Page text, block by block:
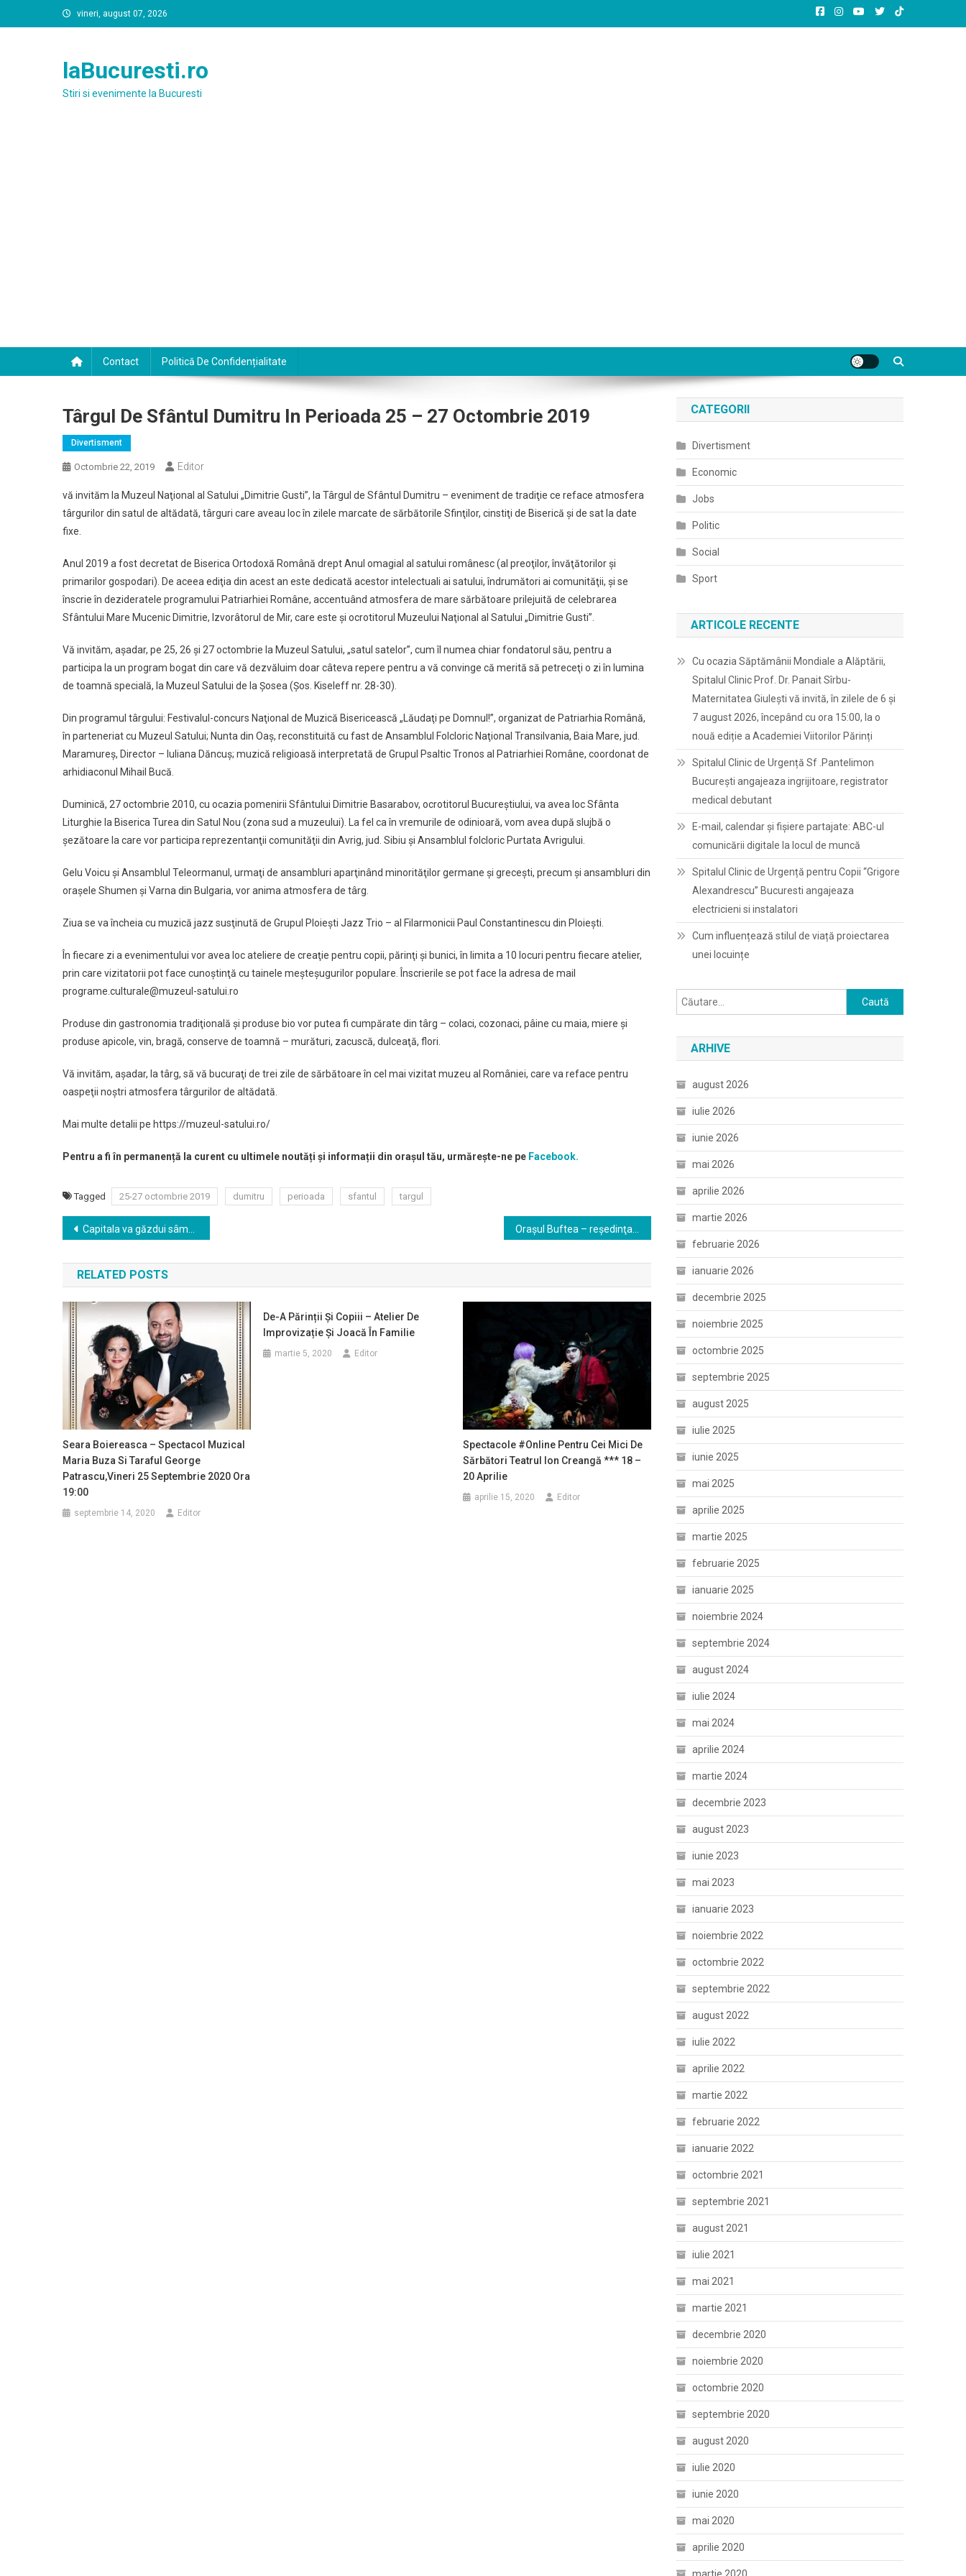
to
vineri, august 07, 2026
laBucuresti.ro
Stiri si evenimente la Bucuresti
Contact Politică De Confidențialitate
Târgul De Sfântul Dumitru In Perioada 25 – 27 Octombrie 2019
Divertisment
Octombrie 22, 2019 Editor
vă invităm la Muzeul Naţional al Satului „Dimitrie Gusti”, la Târgul de Sfântul Dumitru – eveniment de tradiţie ce reface atmosfera
târgurilor din satul de altădată, târguri care aveau loc în zilele marcate de sărbătorile Sfinţilor, cinstiţi de Biserică şi de sat la date
fixe.
Anul 2019 a fost decretat de Biserica Ortodoxă Română drept Anul omagial al satului românesc (al preoţilor, învăţătorilor şi
primarilor gospodari). De aceea ediţia din acest an este dedicată acestor intelectuali ai satului, îndrumători ai comunităţii, şi se
înscrie în dezideratele programului Patriarhiei Române, accentuând atmosfera de mare sărbătoare prilejuită de celebrarea
Sfântului Mare Mucenic Dimitrie, Izvorâtorul de Mir, care este şi ocrotitorul Muzeului Naţional al Satului „Dimitrie Gusti”.
Vă invităm, aşadar, pe 25, 26 şi 27 octombrie la Muzeul Satului, „satul satelor”, cum îl numea chiar fondatorul său, pentru a
participa la un program bogat din care vă dezvăluim doar câteva repere pentru a vă convinge că merită să petreceţi o zi în lumina
de toamnă specială, la Muzeul Satului de la Şosea (Şos. Kiseleff nr. 28-30).
Din programul târgului: Festivalul-concurs Naţional de Muzică Bisericească „Lăudaţi pe Domnul!”, organizat de Patriarhia Română,
în parteneriat cu Muzeul Satului; Nunta din Oaş, reconstituită cu fast de Ansamblul Folcloric Naţional Transilvania, Baia Mare, jud.
Maramureş, Director – Iuliana Dăncuş; muzică religioasă interpretată de Grupul Psaltic Tronos al Patriarhiei Române, coordonat de
arhidiaconul Mihail Bucă.
Duminică, 27 octombrie 2010, cu ocazia pomenirii Sfântului Dimitrie Basarabov, ocrotitorul Bucureştiului, va avea loc Sfânta
Liturghie la Biserica Turea din Satul Nou (zona sud a muzeului). La fel ca în vremurile de odinioară, vom avea după slujbă o
şezătoare la care vor participa reprezentanţii comunităţii din Avrig, jud. Sibiu şi Ansamblul folcloric Purtata Avrigului.
Gelu Voicu şi Ansamblul Teleormanul, urmaţi de ansambluri aparţinând minorităţilor germane şi greceşti, precum şi ansambluri din
oraşele Shumen şi Varna din Bulgaria, vor anima atmosfera de târg.
Ziua se va încheia cu muzică jazz susţinută de Grupul Ploieşti Jazz Trio – al Filarmonicii Paul Constantinescu din Ploieşti.
În fiecare zi a evenimentului vor avea loc ateliere de creaţie pentru copii, părinţi şi bunici, în limita a 10 locuri pentru fiecare atelier,
prin care vizitatorii pot face cunoştinţă cu tainele meşteşugurilor populare. Înscrierile se pot face la adresa de mail
programe.culturale@muzeul-satului.ro
Produse din gastronomia tradiţională şi produse bio vor putea fi cumpărate din târg – colaci, cozonaci, pâine cu maia, miere şi
produse apicole, vin, bragă, conserve de toamnă – murături, zacuscă, dulceaţă, flori.
Vă invităm, aşadar, la târg, să vă bucuraţi de trei zile de sărbătoare în cel mai vizitat muzeu al României, care va reface pentru
oaspeţii noştri atmosfera târgurilor de altădată.
Mai multe detalii pe https://muzeul-satului.ro/
Pentru a fi în permanență la curent cu ultimele noutăți și informații din orașul tău, urmărește-ne pe Facebook.
Tagged 25-27 octombrie 2019 dumitru perioada sfantul targul
Navigare
în
articole
Capitala va găzdui sâmbătă finala Campionatului de Super Rally
RELATED POSTS
Seara Boiereasca – Spectacol Muzical
Maria Buza Si Taraful George
Patrascu,vineri 25 Septembrie 2020 Ora
19:00
septembrie 14, 2020 Editor
De-A Părinții Și Copiii – Atelier De
Improvizație Și Joacă În Familie
martie 5, 2020 Editor
Spectacole #online Pentru Cei Mici De
Sărbători Teatrul Ion Creangă *** 18 –
20 Aprilie
aprilie 15, 2020 Editor
CATEGORII
Divertisment
Economic
Jobs
Politic
Social
Sport
ARTICOLE RECENTE
Cu ocazia Săptămânii Mondiale a Alăptării,
Spitalul Clinic Prof. Dr. Panait Sîrbu-
Maternitatea Giulești vă invită, în zilele de 6 și
7 august 2026, începând cu ora 15:00, la o
nouă ediție a Academiei Viitorilor Părinți
Spitalul Clinic de Urgență Sf .Pantelimon
București angajeaza ingrijitoare, registrator
medical debutant
E-mail, calendar şi fişiere partajate: ABC-ul
comunicării digitale la locul de muncă
Spitalul Clinic de Urgență pentru Copii “Grigore
Alexandrescu” Bucuresti angajeaza
electricieni si instalatori
Cum influențează stilul de viață proiectarea
unei locuințe
Caută
după:
ARHIVE
august 2026
iulie 2026
iunie 2026
mai 2026
aprilie 2026
martie 2026
februarie 2026
ianuarie 2026
decembrie 2025
noiembrie 2025
octombrie 2025
septembrie 2025
august 2025
iulie 2025
iunie 2025
mai 2025
aprilie 2025
martie 2025
februarie 2025
ianuarie 2025
noiembrie 2024
septembrie 2024
august 2024
iulie 2024
mai 2024
aprilie 2024
martie 2024
decembrie 2023
august 2023
iunie 2023
mai 2023
ianuarie 2023
noiembrie 2022
octombrie 2022
septembrie 2022
august 2022
iulie 2022
aprilie 2022
martie 2022
februarie 2022
ianuarie 2022
octombrie 2021
septembrie 2021
august 2021
iulie 2021
mai 2021
martie 2021
decembrie 2020
noiembrie 2020
octombrie 2020
septembrie 2020
august 2020
iulie 2020
iunie 2020
mai 2020
aprilie 2020